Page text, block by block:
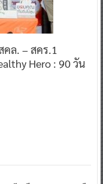
คล. – สคร.1
Hero : 90 วัน